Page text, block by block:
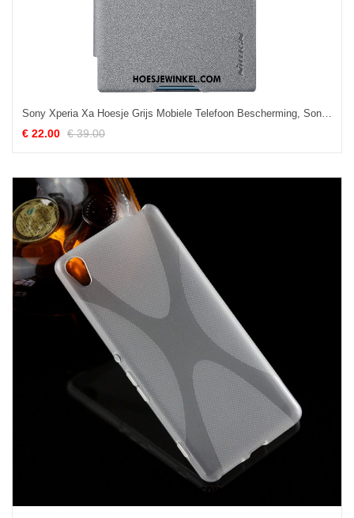
Sony Xperia Xa Hoesje Grijs Mobiele Telefoon Bescherming, Sony Xperia Xa Hoesje Anti-fall Leren Etui
€ 22.00 € 39.00